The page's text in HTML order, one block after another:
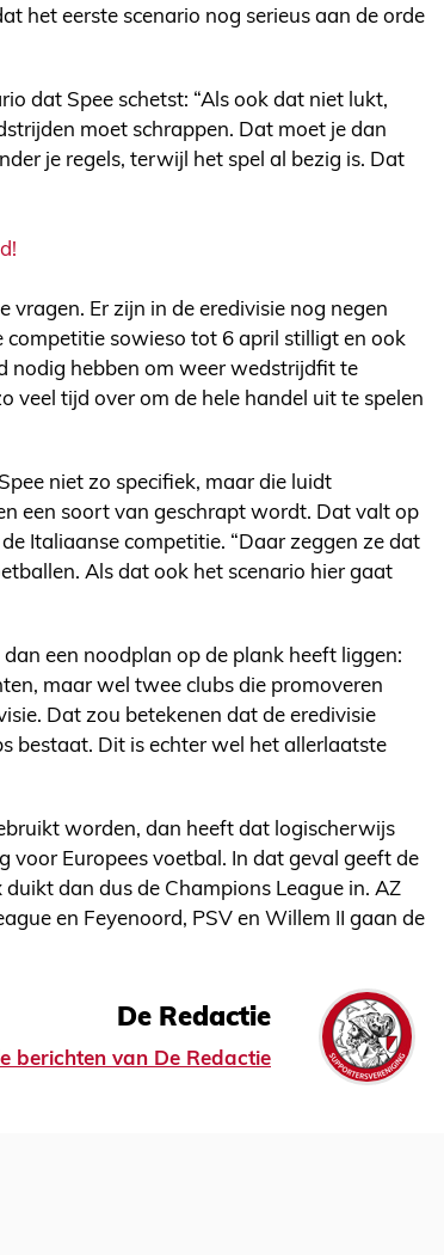
het eerste scenario nog serieus aan de orde
dat Spee schetst: “Als ook dat niet lukt,
moet schrappen. Dat moet je dan
je regels, terwijl het spel al bezig is. Dat
vragen. Er zijn in de eredivisie nog negen
sowieso tot 6 april stilligt en ook
nodig hebben om weer wedstrijdfit te
veel tijd over om de hele handel uit te spelen
niet zo specifiek, maar die luidt
een soort van geschrapt wordt. Dat valt op
Italiaanse competitie. “Daar zeggen ze dat
Als dat ook het scenario hier gaat
een noodplan op de plank heeft liggen:
maar wel twee clubs die promoveren
Dat zou betekenen dat de eredivisie
bestaat. Dit is echter wel het allerlaatste
worden, dan heeft dat logischerwijs
voor Europees voetbal. In dat geval geeft de
dan dus de Champions League in. AZ
en Feyenoord, PSV en Willem II gaan de
De Redactie
berichten van De Redactie